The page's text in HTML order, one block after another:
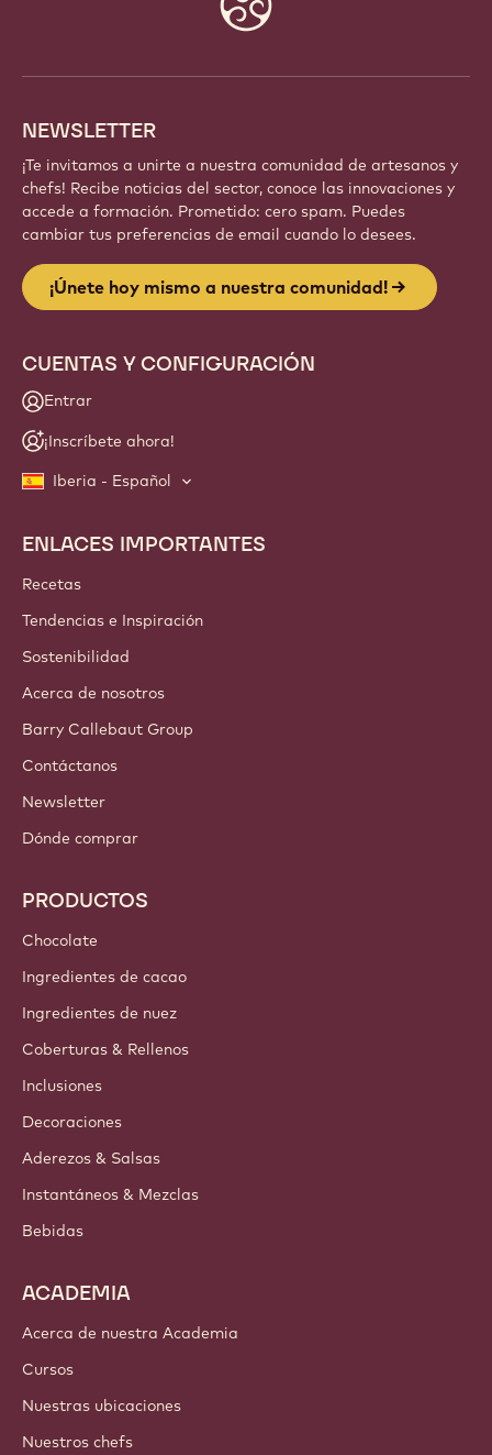
NEWSLETTER
¡Te invitamos a unirte a nuestra comunidad de artesanos y
chefs! Recibe noticias del sector, conoce las innovaciones y
accede a formación. Prometido: cero spam. Puedes
cambiar tus preferencias de email cuando lo desees.
¡Únete hoy mismo a nuestra comunidad!
CUENTAS Y CONFIGURACIÓN
Entrar
¡Inscríbete ahora!
Iberia - Español
Footer
Callebaut
ENLACES IMPORTANTES
Recetas
Tendencias e Inspiración
Sostenibilidad
Acerca de nosotros
Barry Callebaut Group
Contáctanos
Newsletter
Dónde comprar
PRODUCTOS
Chocolate
Ingredientes de cacao
Ingredientes de nuez
Coberturas & Rellenos
Inclusiones
Decoraciones
Aderezos & Salsas
Instantáneos & Mezclas
Bebidas
ACADEMIA
Acerca de nuestra Academia
Cursos
Nuestras ubicaciones
Nuestros chefs